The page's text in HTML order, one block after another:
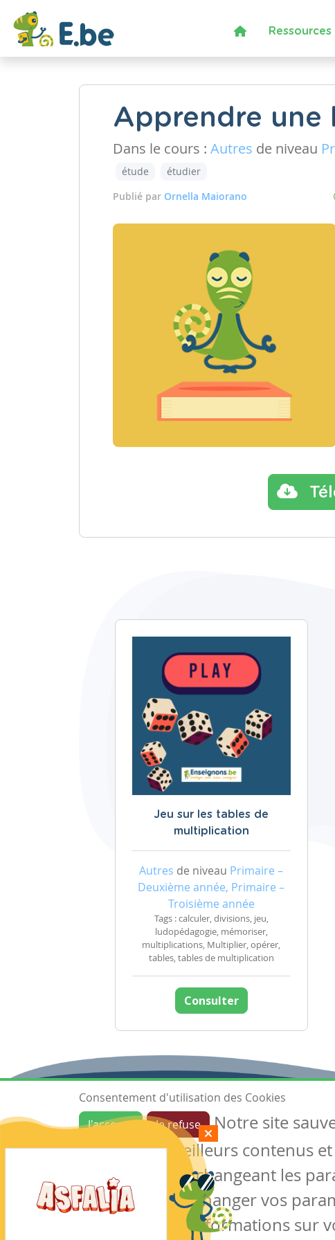
Ressources
Apprendre une
Dans le cours : Autres de niveau
étude
étudier
Publié par Ornella Maiorano
Jeu sur les tables de
multiplication
Autres de niveau Primaire –
Deuxième année, Primaire –
Troisième année
Tags : calculer, divisions, jeu,
ludopédagogie, mémoriser,
multiplications, Multiplier, opérer,
tables, tables de multiplication
Consulter
Ressources
Les ressources
Créer une ressource
Mes ressources
Consentement d'utilisation des Cookies
J'accepte
Je refuse
Notre site
garantir de meilleurs contenus
des cookies en changeant les
notre site sans changer vos
conserver des informations sur